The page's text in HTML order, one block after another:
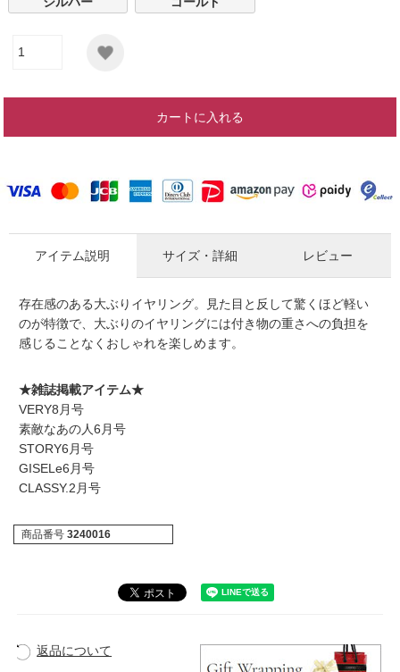
カートに入れる
アイテム説明
存在感のある大ぶりイヤリング。見た目と反して驚くほど軽い
のが特徴で、大ぶりのイヤリングには付き物の重さへの負担を
感じることなくおしゃれを楽しめます。
★雑誌掲載アイテム★
VERY8月号
素敵なあの人6月号
STORY6月号
GISELe6月号
CLASSY.2月号
サイズ・詳細 レビュー
商品番号 3240016
返品について